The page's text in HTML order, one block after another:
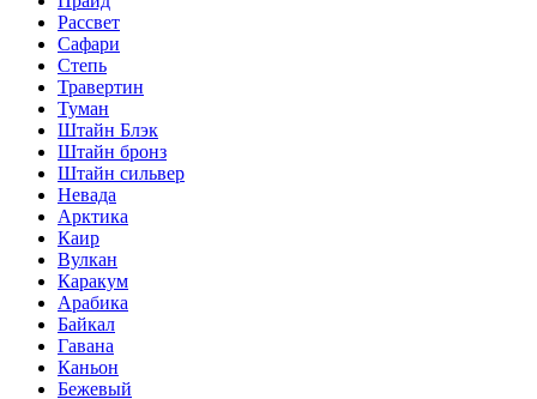
Рассвет
Сафари
Степь
Травертин
Туман
Штайн Блэк
Штайн бронз
Штайн сильвер
Невада
Арктика
Каир
Вулкан
Каракум
Арабика
Байкал
Гавана
Каньон
Бежевый